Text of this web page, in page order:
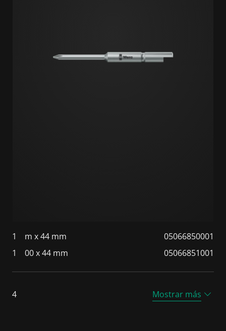
1 m x 44 mm
05066850001
1
00 x 44 mm 05066851001
4 Mostrar más